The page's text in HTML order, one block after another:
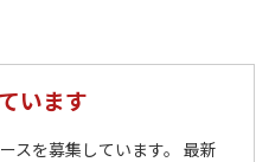
います
スを募集しています。 最新